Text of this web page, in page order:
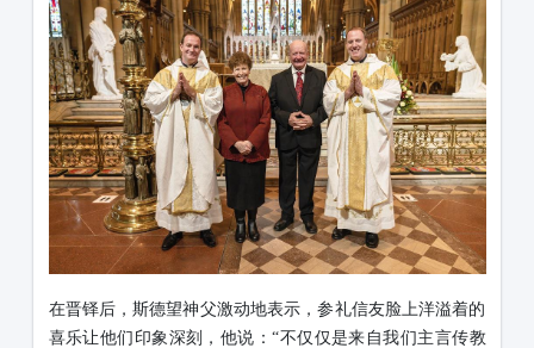
在晋铎后，斯德望神父激动地表示，参礼信友脸上洋溢着的
喜乐让他们印象深刻，他说：“不仅仅是来自我们主言传教